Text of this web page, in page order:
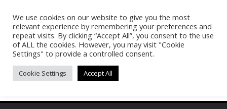
contentPasakon Puypong
(tonypuy)
เปิดพื้นที่การเรียนรู้และพร้อมแบ่งปันของผม
We use cookies on our website to give you the most
relevant experience by remembering your preferences and
repeat visits. By clicking “Accept All”, you consent to the use
of ALL the cookies. However, you may visit "Cookie
Settings" to provide a controlled consent.
Cookie Settings Accept All